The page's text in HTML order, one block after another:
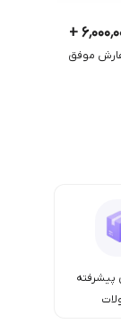
+
موفق
پیشرفته